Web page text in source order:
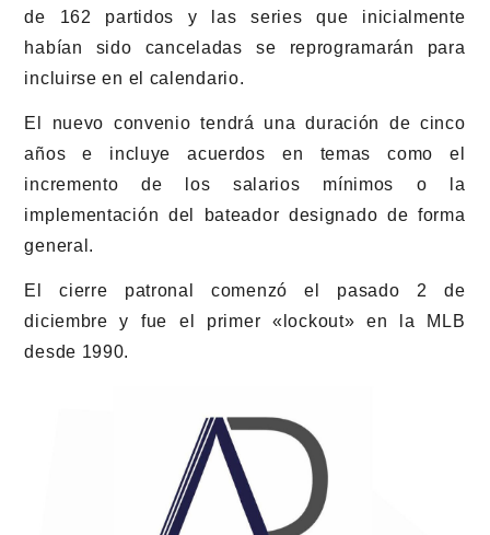
de 162 partidos y las series que inicialmente
habían sido canceladas se reprogramarán para
incluirse en el calendario.
El nuevo convenio tendrá una duración de cinco
años e incluye acuerdos en temas como el
incremento de los salarios mínimos o la
implementación del bateador designado de forma
general.
El cierre patronal comenzó el pasado 2 de
diciembre y fue el primer «lockout» en la MLB
desde 1990.